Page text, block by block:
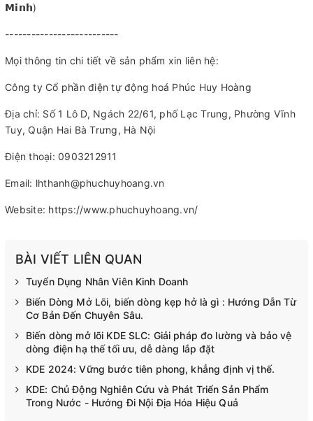
𝗠𝗶𝗻𝗵)
--------------------------
Mọi thông tin chi tiết về sản phẩm xin liên hệ:
Công ty Cổ phần điện tự động hoá Phúc Huy Hoàng
Địa chỉ: Số 1 Lô D, Ngách 22/61, phố Lạc Trung, Phường Vĩnh
Tuy, Quận Hai Bà Trưng, Hà Nội
Điện thoại: 0903212911
Email: lhthanh@phuchuyhoang.vn
Website: https://www.phuchuyhoang.vn/
BÀI VIẾT LIÊN QUAN
Tuyển Dụng Nhân Viên Kinh Doanh
Biến Dòng Mở Lõi, biến dòng kẹp hở là gì : Hướng Dẫn Từ
Cơ Bản Đến Chuyên Sâu.
Biến dòng mở lõi KDE SLC: Giải pháp đo lường và bảo vệ
dòng điện hạ thế tối ưu, dễ dàng lắp đặt
KDE 2024: Vững bước tiên phong, khẳng định vị thế.
KDE: Chủ Động Nghiên Cứu và Phát Triển Sản Phẩm
Trong Nước - Hướng Đi Nội Địa Hóa Hiệu Quả